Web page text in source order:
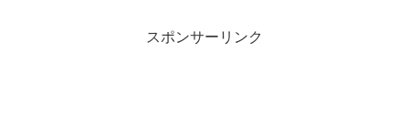
スポンサーリンク